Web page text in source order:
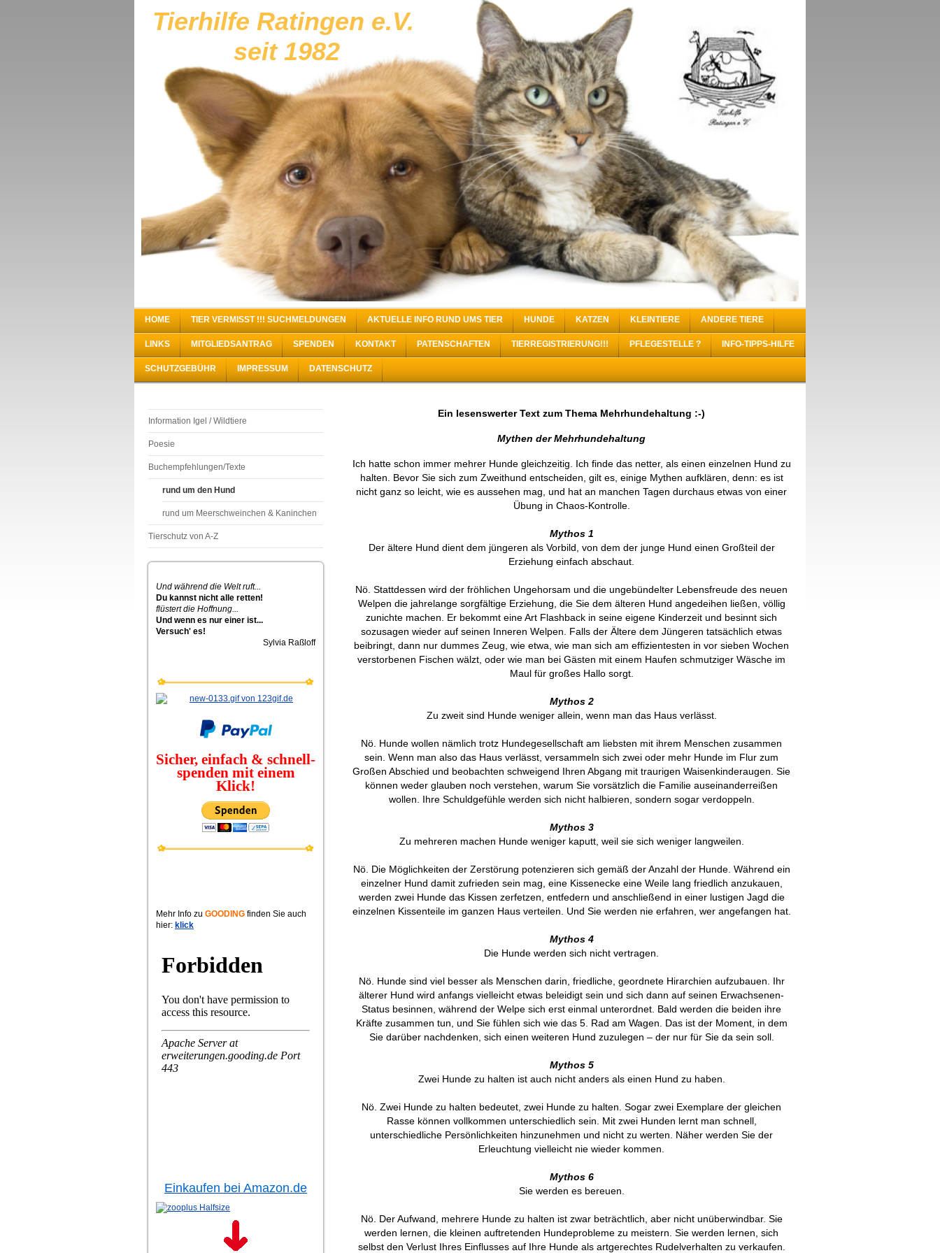
Tierhilfe Ratingen e.V.
seit 1982
HOME TIER VERMISST !!! SUCHMELDUNGEN AKTUELLE INFO RUND UMS TIER HUNDE KATZEN KLEINTIERE ANDERE TIERE
LINKS MITGLIEDSANTRAG SPENDEN KONTAKT PATENSCHAFTEN TIERREGISTRIERUNG!!! PFLEGESTELLE ? INFO-TIPPS-HILFE
SCHUTZGEBÜHR IMPRESSUM DATENSCHUTZ
Information Igel / Wildtiere
Poesie
Buchempfehlungen/Texte
rund um den Hund
rund um Meerschweinchen & Kaninchen
Tierschutz von A-Z
Und während die Welt ruft...
Du kannst nicht alle retten!
flüstert die Hoffnung...
Und wenn es nur einer ist...
Versuch' es!
Sylvia Raßloff
Sicher, einfach & schnell-
spenden mit einem
Klick!
Mehr Info zu GOODING finden Sie auch
hier: klick
Einkaufen bei Amazon.de
Ein lesenswerter Text zum Thema Mehrhundehaltung :-)
Mythen der Mehrhundehaltung
Ich hatte schon immer mehrer Hunde gleichzeitig. Ich finde das netter, als einen einzelnen Hund zu
halten. Bevor Sie sich zum Zweithund entscheiden, gilt es, einige Mythen aufklären, denn: es ist
nicht ganz so leicht, wie es aussehen mag, und hat an manchen Tagen durchaus etwas von einer
Übung in Chaos-Kontrolle.
Mythos 1
Der ältere Hund dient dem jüngeren als Vorbild, von dem der junge Hund einen Großteil der
Erziehung einfach abschaut.
Nö. Stattdessen wird der fröhlichen Ungehorsam und die ungebündelter Lebensfreude des neuen
Welpen die jahrelange sorgfältige Erziehung, die Sie dem älteren Hund angedeihen ließen, völlig
zunichte machen. Er bekommt eine Art Flashback in seine eigene Kinderzeit und besinnt sich
sozusagen wieder auf seinen Inneren Welpen. Falls der Ältere dem Jüngeren tatsächlich etwas
beibringt, dann nur dummes Zeug, wie etwa, wie man sich am effizientesten in vor sieben Wochen
verstorbenen Fischen wälzt, oder wie man bei Gästen mit einem Haufen schmutziger Wäsche im
Maul für großes Hallo sorgt.
Mythos 2
Zu zweit sind Hunde weniger allein, wenn man das Haus verlässt.
Nö. Hunde wollen nämlich trotz Hundegesellschaft am liebsten mit ihrem Menschen zusammen
sein. Wenn man also das Haus verlässt, versammeln sich zwei oder mehr Hunde im Flur zum
Großen Abschied und beobachten schweigend Ihren Abgang mit traurigen Waisenkinderaugen. Sie
können weder glauben noch verstehen, warum Sie vorsätzlich die Familie auseinanderreißen
wollen. Ihre Schuldgefühle werden sich nicht halbieren, sondern sogar verdoppeln.
Mythos 3
Zu mehreren machen Hunde weniger kaputt, weil sie sich weniger langweilen.
Nö. Die Möglichkeiten der Zerstörung potenzieren sich gemäß der Anzahl der Hunde. Während ein
einzelner Hund damit zufrieden sein mag, eine Kissenecke eine Weile lang friedlich anzukauen,
werden zwei Hunde das Kissen zerfetzen, entfedern und anschließend in einer lustigen Jagd die
einzelnen Kissenteile im ganzen Haus verteilen. Und Sie werden nie erfahren, wer angefangen hat.
Mythos 4
Die Hunde werden sich nicht vertragen.
Nö. Hunde sind viel besser als Menschen darin, friedliche, geordnete Hirarchien aufzubauen. Ihr
älterer Hund wird anfangs vielleicht etwas beleidigt sein und sich dann auf seinen Erwachsenen-
Status besinnen, während der Welpe sich erst einmal unterordnet. Bald werden die beiden ihre
Kräfte zusammen tun, und Sie fühlen sich wie das 5. Rad am Wagen. Das ist der Moment, in dem
Sie darüber nachdenken, sich einen weiteren Hund zuzulegen – der nur für Sie da sein soll.
Mythos 5
Zwei Hunde zu halten ist auch nicht anders als einen Hund zu haben.
Nö. Zwei Hunde zu halten bedeutet, zwei Hunde zu halten. Sogar zwei Exemplare der gleichen
Rasse können vollkommen unterschiedlich sein. Mit zwei Hunden lernt man schnell,
unterschiedliche Persönlichkeiten hinzunehmen und nicht zu werten. Näher werden Sie der
Erleuchtung vielleicht nie wieder kommen.
Mythos 6
Sie werden es bereuen.
Nö. Der Aufwand, mehrere Hunde zu halten ist zwar beträchtlich, aber nicht unüberwindbar. Sie
werden lernen, die kleinen auftretenden Hundeprobleme zu meistern. Sie werden lernen, sich
selbst den Verlust Ihres Einflusses auf Ihre Hunde als artgerechtes Rudelverhalten zu verkaufen.